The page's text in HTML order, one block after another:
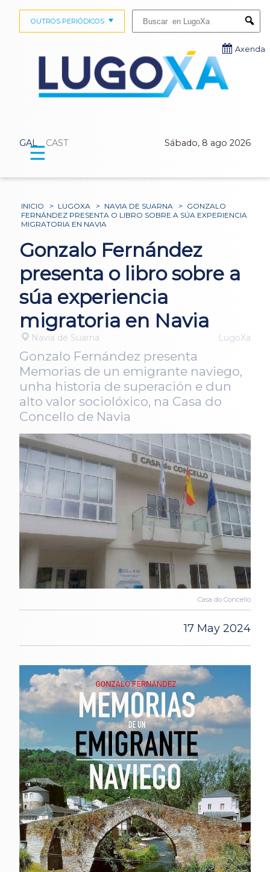
GAL CAST Sábado, 8 ago 2026
OUTROS PERIÓDICOS
Axenda
☰
INICIO > LUGOXA > NAVIA DE SUARNA > GONZALO
FERNÁNDEZ PRESENTA O LIBRO SOBRE A SÚA EXPERIENCIA
MIGRATORIA EN NAVIA
Gonzalo Fernández
presenta o libro sobre a
súa experiencia
migratoria en Navia
Navia de Suarna LugoXa
Gonzalo Fernández presenta
Memorias de un emigrante naviego,
unha historia de superación e dun
alto valor sociolóxico, na Casa do
Concello de Navia
Casa do Concello
17 May 2024